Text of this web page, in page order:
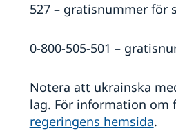
527 – gratisnummer för
0-800-505-501 –
Notera att ukrainska
lag. För information om
regeringens hemsida.